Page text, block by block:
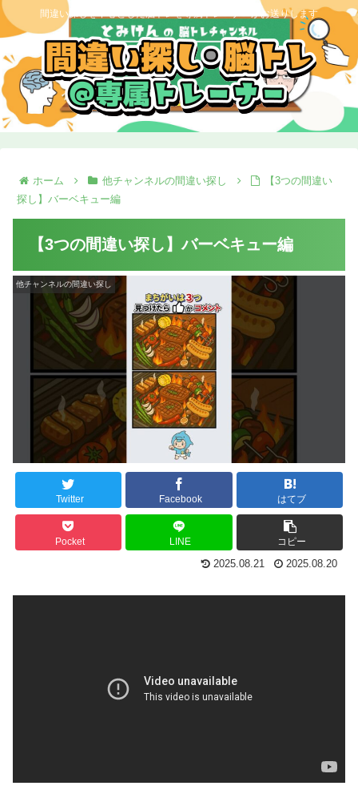
間違い探しを中心とした脳トレを専属トレーナーがお送りします
ホーム 他チャンネルの間違い探し
【3つの間違い
探し】バーベキュー編
【3つの間違い探し】バーベキュー編
他チャンネルの間違い探し
Twitter Facebook はてブ
Pocket LINE コピー
2025.08.21 2025.08.20